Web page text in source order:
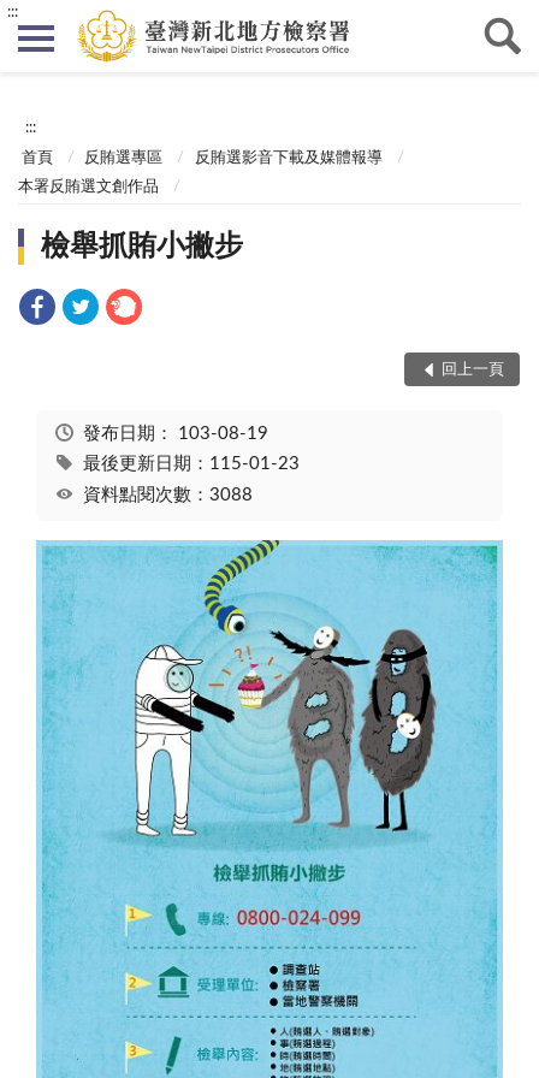
:::
:::
首頁 反賄選專區
反賄選影音下載及媒體報導
本署反賄選文創作品
檢舉抓賄小撇步
回上一頁
發布日期： 103-08-19
最後更新日期：115-01-23
資料點閱次數：3088